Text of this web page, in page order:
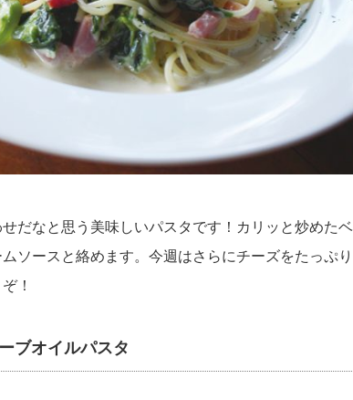
だなと思う美味しいパスタです！カリッと炒めたベ
ソースと絡めます。今週はさらにチーズをたっぷり
！
ブオイルパスタ